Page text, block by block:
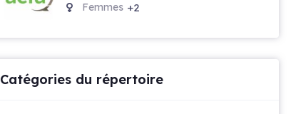
Femmes +2
Catégories du répertoire